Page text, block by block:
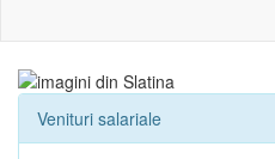
Venituri salariale